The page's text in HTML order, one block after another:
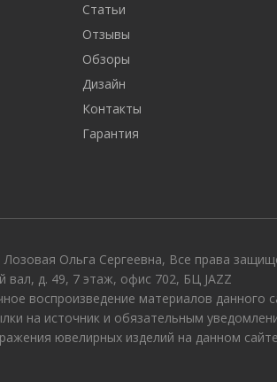
Статьи
Отзывы
Обзоры
Дизайн
Контакты
Гарантия
Ольга Сергеевна, Все права
вал, д. 49, 7 этаж, офис 702, БЦ JAZZ
воспроизведение материалов данного
на источник и обязательным
ювелирных изделий на данном